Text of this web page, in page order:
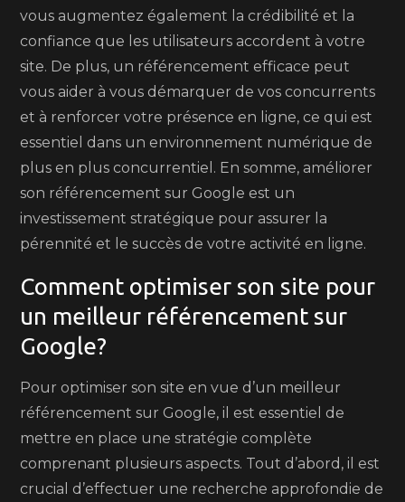
vous augmentez également la crédibilité et la
confiance que les utilisateurs accordent à votre
site. De plus, un référencement efficace peut
vous aider à vous démarquer de vos concurrents
et à renforcer votre présence en ligne, ce qui est
essentiel dans un environnement numérique de
plus en plus concurrentiel. En somme, améliorer
son référencement sur Google est un
investissement stratégique pour assurer la
pérennité et le succès de votre activité en ligne.
Comment optimiser son site pour
un meilleur référencement sur
Google?
Pour optimiser son site en vue d’un meilleur
référencement sur Google, il est essentiel de
mettre en place une stratégie complète
comprenant plusieurs aspects. Tout d’abord, il est
crucial d’effectuer une recherche approfondie de